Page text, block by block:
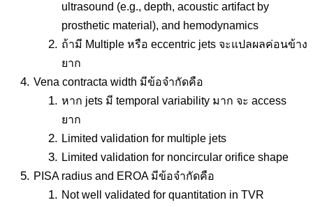
ultrasound (e.g., depth, acoustic artifact by
prosthetic material), and hemodynamics
ถ้ามี Multiple หรือ eccentric jets จะแปลผลค่อนข้าง
ยาก
Vena contracta width มีข้อจำกัดคือ
หาก jets มี temporal variability มาก จะ access
ยาก
Limited validation for multiple jets
Limited validation for noncircular orifice shape
PISA radius and EROA มีข้อจำกัดคือ
Not well validated for quantitation in TVR